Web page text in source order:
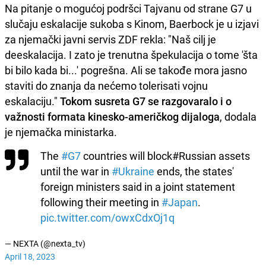
Na pitanje o mogućoj podršci Tajvanu od strane G7 u
slučaju eskalacije sukoba s Kinom, Baerbock je u izjavi
za njemački javni servis ZDF rekla: "Naš cilj je
deeskalacija. I zato je trenutna špekulacija o tome 'šta
bi bilo kada bi...' pogrešna. Ali se takođe mora jasno
staviti do znanja da nećemo tolerisati vojnu
eskalaciju." Tokom susreta G7 se razgovaralo i o
važnosti formata kinesko-američkog dijaloga, dodala
je njemačka ministarka.
The #G7countries will block#Russian assets
until the war in #Ukraine ends, the states'
foreign ministers said in a joint statement
following their meeting in #Japan.
pic.twitter.com/owxCdxOj1q
— NEXTA (@nexta_tv)
April 18, 2023